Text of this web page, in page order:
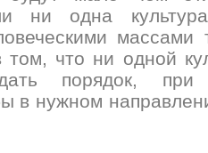
ни одна
массами
том, что ни одной
порядок, при
в нужном